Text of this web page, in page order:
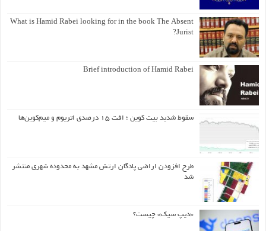
What is Hamid Rabei looking for in the book The Absent
Jurist?
Brief introduction of Hamid Rabei
سقوط شدید بیت کوین ؛ افت ۱۵ درصدی اتریوم و میم‌کوین‌ها
طرح افزودن اراضی پادگان ارتش مشهد به محدوده شهری منتشر
شد
«دیپ سیک» چیست؟